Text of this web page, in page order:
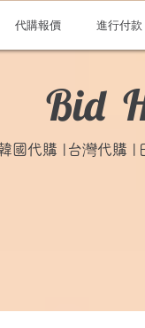
代購報價 進行付款
Bid
國代購 |台灣代購 |